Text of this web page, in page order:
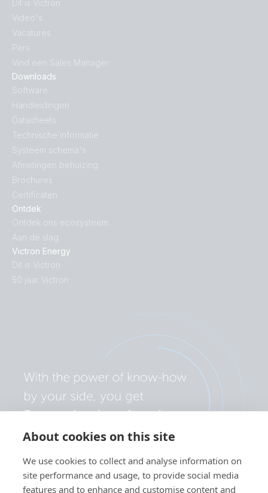
About cookies on this site
We use cookies to collect and analyse information on
site performance and usage, to provide social media
features and to enhance and customise content and
Ontdek
Ontdek ons ecosysteem
Aan de slag
Victron Energy
Dit is Victron
50 jaar Victron
Downloads
Software
Handleidingen
Datasheets
Technische informatie
Systeem schema's
Afmetingen behuizing
Brochures
Certificaten
Dit is Victron
Video's
Vacatures
Pers
Vind een Sales Manager